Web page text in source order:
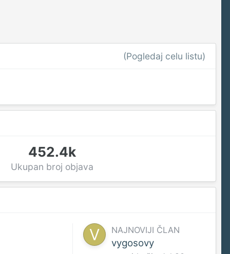
(Pogledaj celu listu)
452.4k
Ukupan broj objava
NAJNOVIJI ČLAN
vygosovy